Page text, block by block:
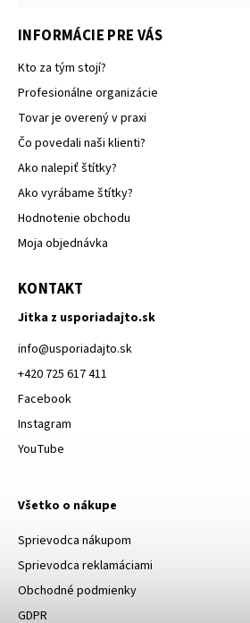
INFORMÁCIE PRE VÁS
Kto za tým stojí?
Profesionálne organizácie
Tovar je overený v praxi
Čo povedali naši klienti?
Ako nalepiť štítky?
Ako vyrábame štítky?
Hodnotenie obchodu
Moja objednávka
KONTAKT
Jitka z usporiadajto.sk
info@usporiadajto.sk
+420 725 617 411
Facebook
Instagram
YouTube
Všetko o nákupe
Sprievodca nákupom
Sprievodca reklamáciami
Obchodné podmienky
GDPR